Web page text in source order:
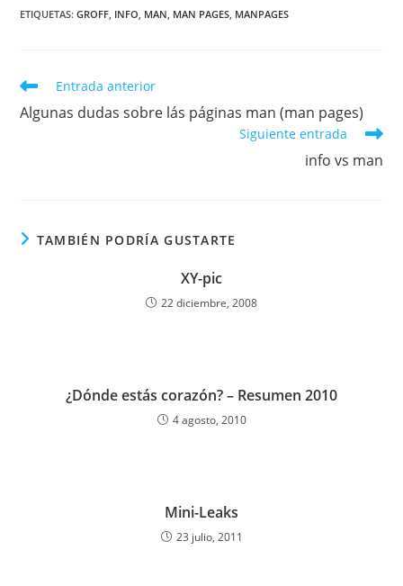
ETIQUETAS:GROFF, INFO, MAN, MAN PAGES, MANPAGES
Leer
más
artículos
Entrada anterior
Algunas dudas sobre lás páginas man (man pages)
Siguiente entrada
info vs man
TAMBIÉN PODRÍA GUSTARTE
XY-pic
22 diciembre, 2008
¿Dónde estás corazón? – Resumen 2010
4 agosto, 2010
Mini-Leaks
23 julio, 2011